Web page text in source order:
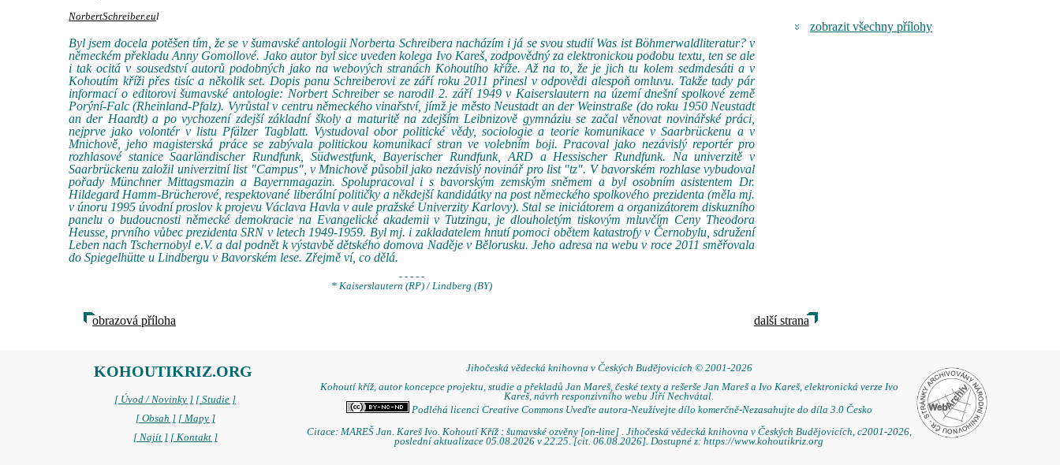
NorbertSchreiber.eul
Byl jsem docela potěšen tím, že se v šumavské antologii Norberta Schreibera nacházím i já se svou studií Was ist Böhmerwaldliteratur? v
německém překladu Anny Gomollové. Jako autor byl sice uveden kolega Ivo Kareš, zodpovědný za elektronickou podobu textu, ten se ale
i tak ocitá v sousedství autorů podobných jako na webových stranách Kohoutího kříže. Až na to, že je jich tu kolem sedmdesáti a v
Kohoutím kříži přes tisíc a několik set. Dopis panu Schreiberovi ze září roku 2011 přinesl v odpovědi alespoň omluvu. Takže tady pár
informací o editorovi šumavské antologie: Norbert Schreiber se narodil 2. září 1949 v Kaiserslautern na území dnešní spolkové země
Porýní-Falc (Rheinland-Pfalz). Vyrůstal v centru německého vinařství, jímž je město Neustadt an der Weinstraße (do roku 1950 Neustadt
an der Haardt) a po vychození zdejší základní školy a maturitě na zdejším Leibnizově gymnáziu se začal věnovat novinářské práci,
nejprve jako volontér v listu Pfälzer Tagblatt. Vystudoval obor politické vědy, sociologie a teorie komunikace v Saarbrückenu a v
Mnichově, jeho magisterská práce se zabývala politickou komunikací stran ve volebním boji. Pracoval jako nezávislý reportér pro
rozhlasové stanice Saarländischer Rundfunk, Südwestfunk, Bayerischer Rundfunk, ARD a Hessischer Rundfunk. Na univerzitě v
Saarbrückenu založil univerzitní list "Campus", v Mnichově působil jako nezávislý novinář pro list "tz". V bavorském rozhlase vybudoval
pořady Münchner Mittagsmazin a Bayernmagazin. Spolupracoval i s bavorským zemským sněmem a byl osobním asistentem Dr.
Hildegard Hamm-Brücherové, respektované liberální političky a někdejší kandidátky na post německého spolkového prezidenta (měla mj.
v únoru 1995 úvodní proslov k projevu Václava Havla v aule pražské Univerzity Karlovy). Stal se iniciátorem a organizátorem diskuzního
panelu o budoucnosti německé demokracie na Evangelické akademii v Tutzingu, je dlouholetým tiskovým mluvčím Ceny Theodora
Heusse, prvního vůbec prezidenta SRN v letech 1949-1959. Byl mj. i zakladatelem hnutí pomoci obětem katastrofy v Černobylu, sdružení
Leben nach Tschernobyl e.V. a dal podnět k výstavbě dětského domova Naděje v Bělorusku. Jeho adresa na webu v roce 2011 směřovala
do Spiegelhütte u Lindbergu v Bavorském lese. Zřejmě ví, co dělá.
- - - - -
* Kaiserslautern (RP) / Lindberg (BY)
zobrazit všechny přílohy
obrazová příloha další strana
KOHOUTIKRIZ.ORG
[ Úvod / Novinky ] [ Studie ]
[ Obsah ] [ Mapy ]
[ Najít ] [ Kontakt ]
Jihočeská vědecká knihovna v Českých Budějovicích © 2001-2026
Kohoutí kříž, autor koncepce projektu, studie a překladů Jan Mareš, české texty a rešerše Jan Mareš a Ivo Kareš, elektronická verze Ivo
Kareš, návrh responzivního webu Jiří Nechvátal.
Podléhá licenci Creative Commons Uveďte autora-Neužívejte dílo komerčně-Nezasahujte do díla 3.0 Česko
Citace: MAREŠ Jan. Kareš Ivo. Kohoutí Kříž : šumavské ozvěny [on-line] . Jihočeská vědecká knihovna v Českých Budějovicích, c2001-2026,
poslední aktualizace 05.08.2026 v 22.25. [cit. 06.08.2026]. Dostupné z: https://www.kohoutikriz.org